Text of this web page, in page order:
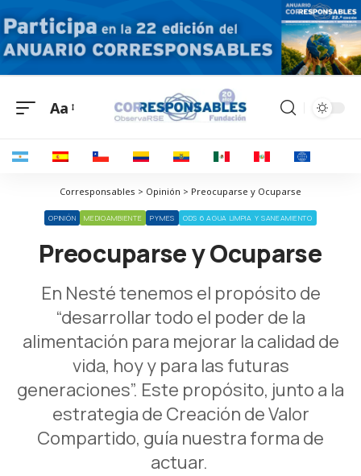
Aa
Corresponsables > Opinión > Preocuparse y Ocuparse
OPINIÓN MEDIOAMBIENTE PYMES ODS 6 AGUA LIMPIA Y SANEAMIENTO
Preocuparse y Ocuparse
En Nestétenemos el propósito de
“desarrollar todo el poder de la
alimentación para mejorar la calidad de
vida, hoy y para las futuras
generaciones”. Este propósito, junto a la
estrategia de Creación de Valor
Compartido, guía nuestra forma de
actuar.